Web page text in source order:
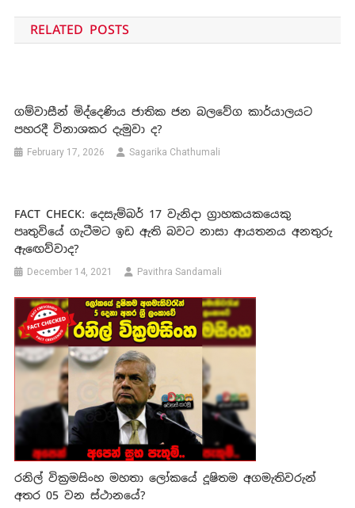
navigation
RELATED POSTS
ගම්වාසීන් මිද්දෙණිය ජාතික ජන බලවේග කාර්යාලයට
පහරදී විනාශකර දැමුවා ද?
February 17, 2026 Sagarika Chathumali
FACT CHECK: දෙසැම්බර් 17 වැනිදා ග්‍රාහකයකයෙකු
පෘතුවියේ ගැටීමට ඉඩ ඇති බවට නාසා ආයතනය අනතුරු
ඇඟෙව්වාද?
December 14, 2021 Pavithra Sandamali
රනිල් වික්‍රමසිංහ මහතා ලෝකයේ දූෂිතම අගමැතිවරුන්
අතර 05 වන ස්ථානයේ?